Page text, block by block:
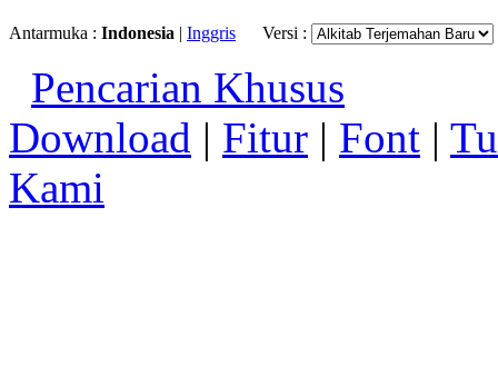
Antarmuka : Indonesia | Inggris Versi :
Pencarian Khusus
Download | Fitur | Font |
Kami